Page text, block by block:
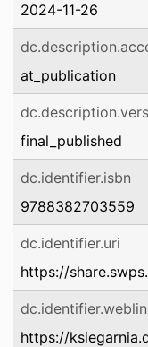
2024-11-26
at_publication
final_published
dc.identifier.isbn
9788382703559
dc.identifier.uri
https://
https://